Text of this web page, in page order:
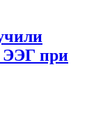
ЭЭГ при